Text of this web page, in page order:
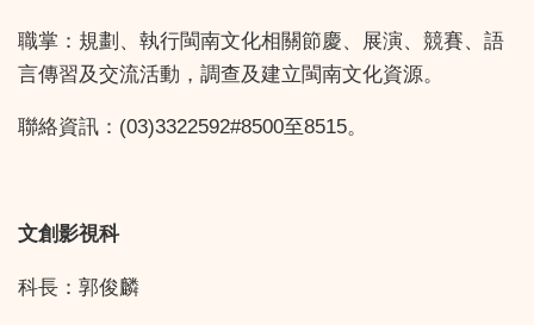
職掌：規劃、執行閩南文化相關節慶、展演、競賽、語
言傳習及交流活動，調查及建立閩南文化資源。
聯絡資訊：(03)3322592#8500至8515。
文創影視科
科長：郭俊麟